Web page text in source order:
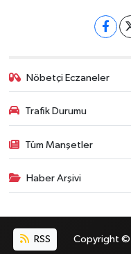
Nöbetçi Eczaneler
Trafik Durumu
Tüm Manşetler
Haber Arşivi
RSS Copyright ©